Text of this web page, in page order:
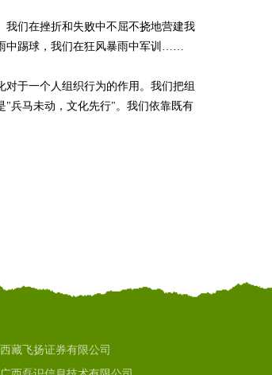
我们在挫折和失败中不屈不挠地营建我
中踢球，我们在狂风暴雨中军训……
于一个人组织行为的作用。我们把组
"兵马未动，文化先行"。我们依靠既有
西藏飞扬证券有限公司